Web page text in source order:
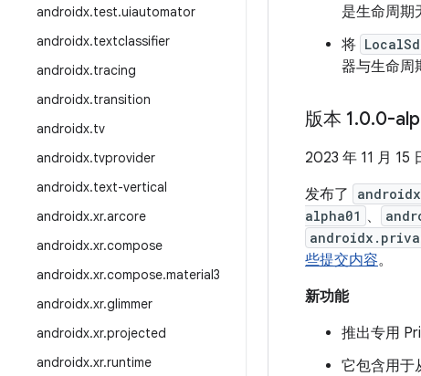
androidx.test.uiautomator
androidx.textclassifier
androidx.tracing
androidx.transition
androidx.tv
androidx.tvprovider
androidx.text-vertical
androidx.xr.arcore
androidx.xr.compose
androidx.xr.compose.material3
androidx.xr.glimmer
androidx.xr.projected
androidx.xr.runtime
是生命周期
将
器与生命周
版本 1.0.0-
2023 年 11 月 15
发布了
alpha01 、
些提交内容。
新功能
推出专用
它包含用于